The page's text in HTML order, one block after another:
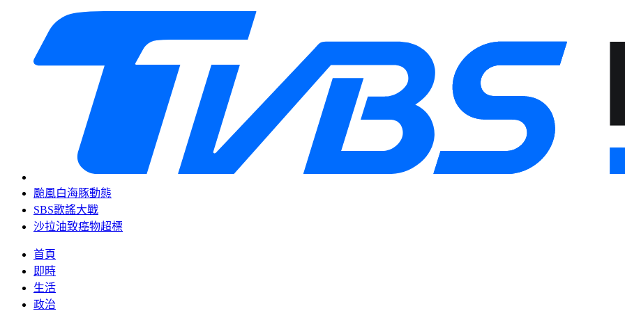
颱風白海豚動態
SBS歌謠大戰
沙拉油致癌物超標
首頁
即時
生活
政治